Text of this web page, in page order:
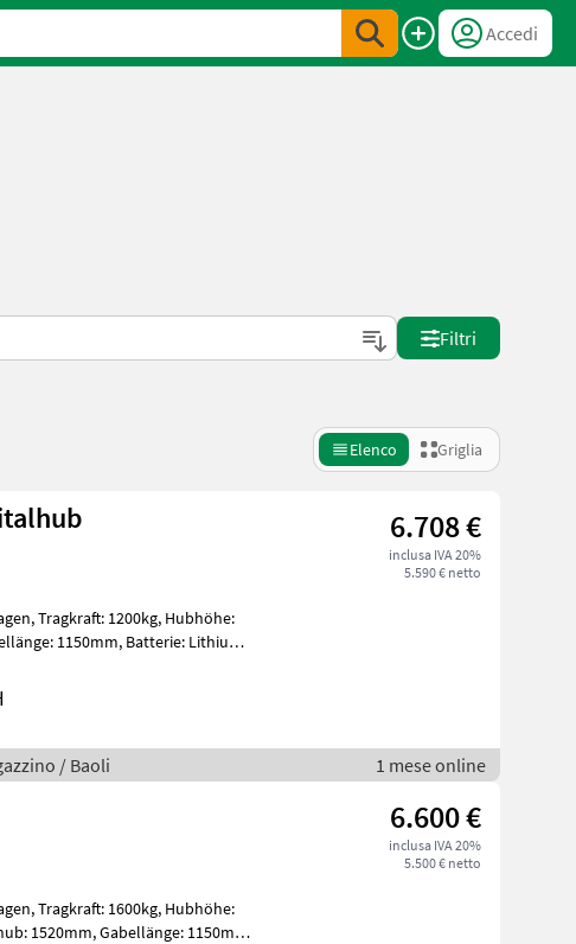
Accedi
Filtri
Elenco Griglia
6.708 €
inclusa IVA 20%
5.590 € netto
/ Baoli 1 mese online
6.600 €
inclusa IVA 20%
5.500 € netto